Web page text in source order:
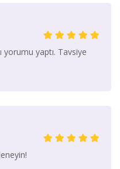
yorumu yaptı. Tavsiye